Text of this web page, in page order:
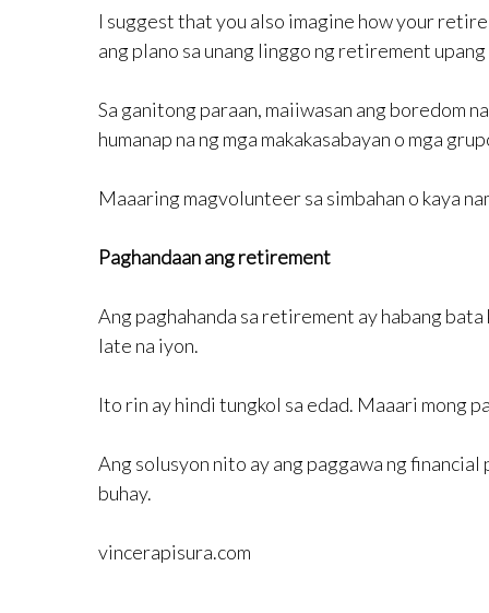
I suggest that you also imagine how your
ang plano sa unang linggo ng retirement
Sa ganitong paraan, maiiwasan ang boredom
humanap na ng mga makakasabayan o mga
Maaaring magvolunteer sa simbahan o kaya
Paghandaan ang retirement
Ang paghahanda sa retirement ay habang
late na iyon.
Ito rin ay hindi tungkol sa edad. Maaari mong
Ang solusyon nito ay ang paggawa ng
buhay.
vincerapisura.com